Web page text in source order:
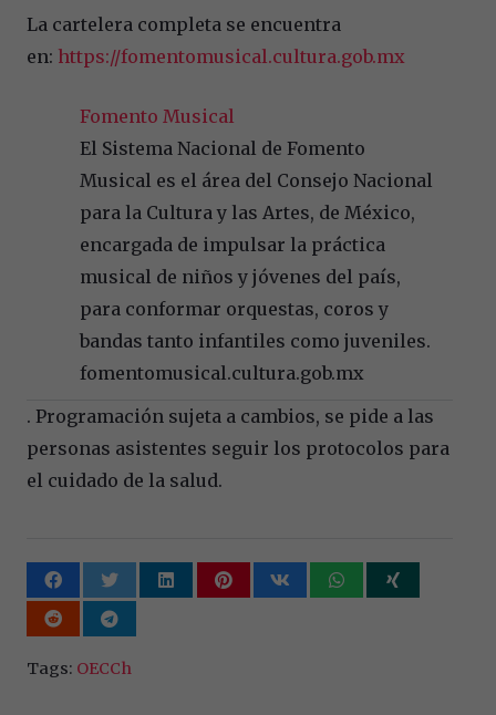
La cartelera completa se encuentra
en: https://fomentomusical.cultura.gob.mx
Fomento Musical
El Sistema Nacional de Fomento
Musical es el área del Consejo Nacional
para la Cultura y las Artes, de México,
encargada de impulsar la práctica
musical de niños y jóvenes del país,
para conformar orquestas, coros y
bandas tanto infantiles como juveniles.
fomentomusical.cultura.gob.mx
. Programación sujeta a cambios, se pide a las
personas asistentes seguir los protocolos para
el cuidado de la salud.
Tags: OECCh